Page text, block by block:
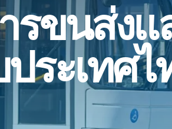
ขนส่งแ
ระเทศไ